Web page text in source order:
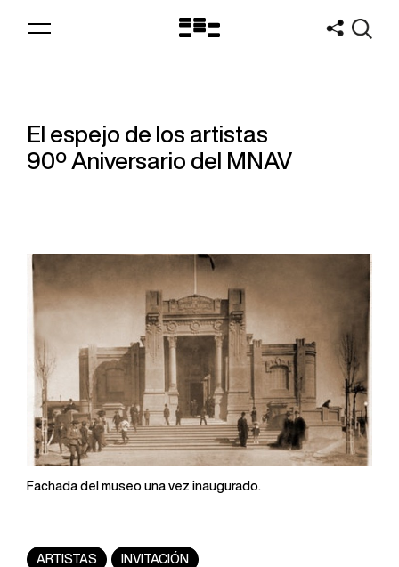
Logo
El espejo de los artistas
90º Aniversario del MNAV
Fachada del museo una vez inaugurado.
ARTISTAS INVITACIÓN